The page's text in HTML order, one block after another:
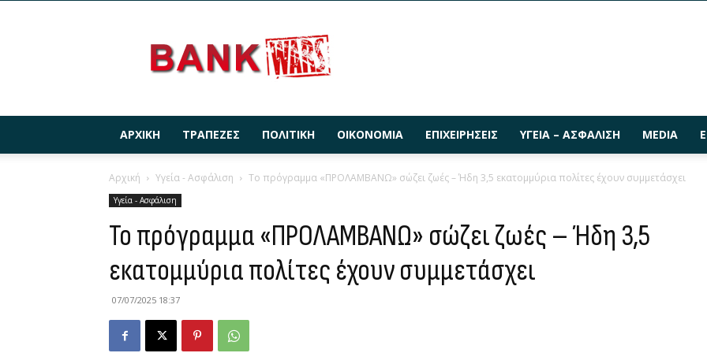
ΑΡΧΙΚΉ ΤΡΆΠΕΖΕΣ ΠΟΛΙΤΙΚΉ ΟΙΚΟΝΟΜΊΑ ΕΠΙΧΕΙΡΉΣΕΙΣ ΥΓΕΊΑ – ΑΣΦΆΛΙΣΗ MEDIA
Αρχική Υγεία - Ασφάλιση Το πρόγραμμα «ΠΡΟΛΑΜΒΑΝΩ» σώζει ζωές – Ήδη 3,5 εκατομμύρια πολίτες έχουν συμμετάσχει
Υγεία - Ασφάλιση
Το πρόγραμμα «ΠΡΟΛΑΜΒΑΝΩ» σώζει ζωές – Ήδη 3,5
εκατομμύρια πολίτες έχουν συμμετάσχει
07/07/2025 18:37